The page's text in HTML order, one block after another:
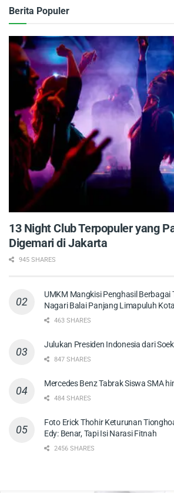
Berita Populer
13 Night Club Terpopuler yang
Digemari di Jakarta
945 SHARES
UMKM Mangkisi Penghasil Berbagai
Nagari Balai Panjang Limapuluh Kota
463 SHARES
Julukan Presiden Indonesia dari
847 SHARES
Mercedes Benz Tabrak Siswa SMA
484 SHARES
Foto Erick Thohir Keturunan
Edy: Benar, Tapi Isi Narasi Fitnah
2456 SHARES